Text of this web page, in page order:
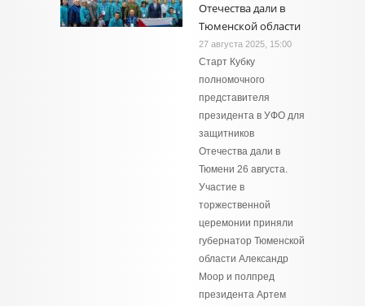
Отечества дали в
Тюменской области
27 августа 2025, 15:00
Старт Кубку
полномочного
представителя
президента в УФО для
защитников
Отечества дали в
Тюмени 26 августа.
Участие в
торжественной
церемонии приняли
губернатор Тюменской
области Александр
Моор и полпред
президента Артем